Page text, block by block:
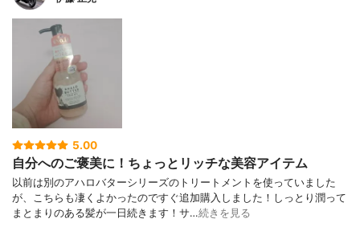
5.00
自分へのご褒美に！ちょっとリッチな美容アイテム
以前は別のアハロバターシリーズのトリートメントを使っていました
が、こちらも凄くよかったのですぐ追加購入しました！しっとり潤って
まとまりのある髪が一日続きます！サ…続きを見る